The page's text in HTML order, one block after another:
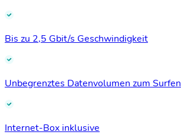
Bis zu 2,5 Gbit/s Geschwindigkeit
Unbegrenztes Datenvolumen zum Surfen
Internet-Box inklusive